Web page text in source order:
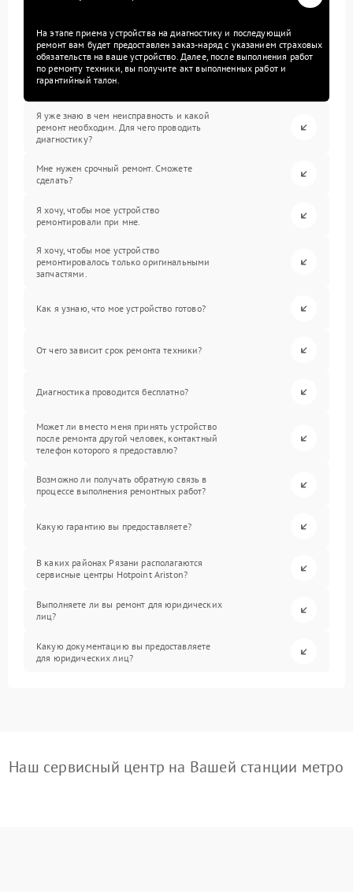
На этапе приема устройства на диагностику и последующий
ремонт вам будет предоставлен заказ-наряд с указанием страховых
обязательств на ваше устройство. Далее, после выполнения работ
по ремонту техники, вы получите акт выполненных работ и
гарантийный талон.
Я уже знаю в чем неисправность и какой
ремонт необходим. Для чего проводить
диагностику?
Мне нужен срочный ремонт. Сможете
сделать?
Я хочу, чтобы мое устройство
ремонтировали при мне.
Я хочу, чтобы мое устройство
ремонтировалось только оригинальными
запчастями.
Как я узнаю, что мое устройство готово?
От чего зависит срок ремонта техники?
Диагностика проводится бесплатно?
Может ли вместо меня принять устройство
после ремонта другой человек, контактный
телефон которого я предоставлю?
Возможно ли получать обратную связь в
процессе выполнения ремонтных работ?
Какую гарантию вы предоставляете?
В каких районах Рязани располагаются
сервисные центры Hotpoint Ariston?
Выполняете ли вы ремонт для юридических
лиц?
Какую документацию вы предоставляете
для юридических лиц?
Наш сервисный центр на Вашей станции метро